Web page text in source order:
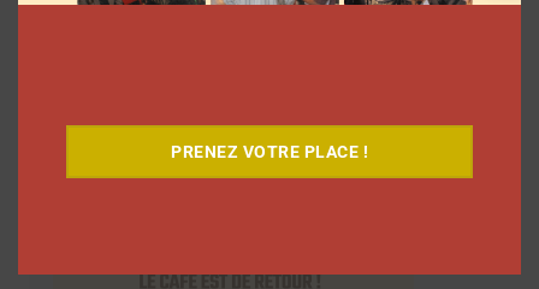
Le Café
PRENEZ VOTRE PLACE !